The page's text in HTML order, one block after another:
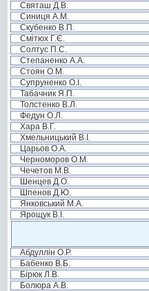
Святаш Д.В.
Синиця А.М.
Скубенко В.П.
Смітюх Г.Є.
Солтус П.С.
Степаненко А.А.
Стоян О.М.
Супруненко О.І.
Табачник Я.П.
Толстенко В.Л.
Федун О.Л.
Хара В.Г.
Хмельницький В.І.
Царьов О.А.
Черноморов О.М.
Чечетов М.В.
Шенцев Д.О.
Шпенов Д.Ю.
Янковський М.А.
Ярощук В.І.
Абдуллін О.Р.
Бабенко В.Б.
Бірюк Л.В.
Болюра А.В.